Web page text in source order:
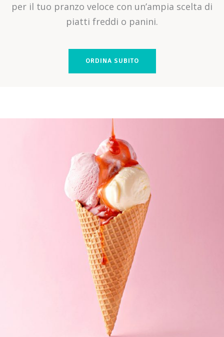
per il tuo pranzo veloce con un’ampia scelta di
piatti freddi o panini.
ORDINA SUBITO
Gelato
GELATERIA